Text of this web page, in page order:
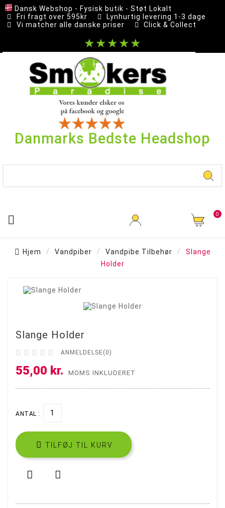
Dansk Webshop - Fysisk butik - Støt Lokalt
Fri fragt over 595kr
Lynhurtig levering 1-3 dage
Vi matcher alle danske priser
Click & Collect
★★★★★
Danmarks Bedste Headshop
 0
Hjem Vandpiber Vandpibe Tilbehør
Slange
Holder
Slange Holder
     ANMELDELSE(0)
55,00 kr. MOMS INKLUDERET
ANTAL :
 TILFØJ TIL KURV
 